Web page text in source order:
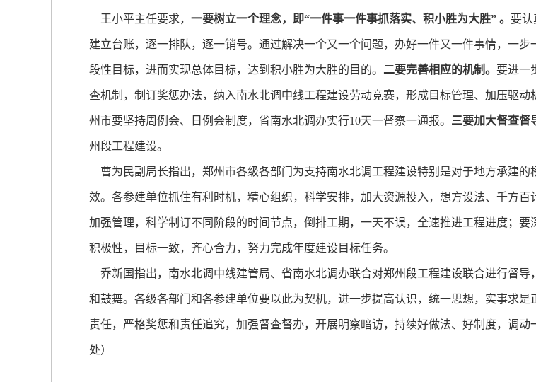
王小平主任要求， 一要树立一个理念，即“一件事一件事抓落实、积小胜为大胜” 。 要认
建立台账，逐一排队，逐一销号。通过解决一个又一个问题，办好一件又一件事情，一
段性目标，进而实现总体目标，达到积小胜为大胜的目的。 二要完善相应的机制。 要进一
查机制，制订奖惩办法，纳入南水北调中线工程建设劳动竞赛，形成目标管理、加压驱
州市要坚持周例会、日例会制度，省南水北调办实行10天一督察一通报。 三要加大督查督
州段工程建设。
曹为民副局长指出，郑州市各级各部门为支持南水北调工程建设特别是对于地方承建
效。各参建单位抓住有利时机，精心组织，科学安排，加大资源投入，想方设法、千方
加强管理，科学制订不同阶段的时间节点，倒排工期，一天不误，全速推进工程进度；
积极性，目标一致，齐心合力，努力完成年度建设目标任务。
乔新国指出，南水北调中线建管局、省南水北调办联合对郑州段工程建设联合进行督
和鼓舞。各级各部门和各参建单位要以此为契机，进一步提高认识，统一思想，实事求
责任，严格奖惩和责任追究，加强督查督办，开展明察暗访，持续好做法、好制度，调
处）